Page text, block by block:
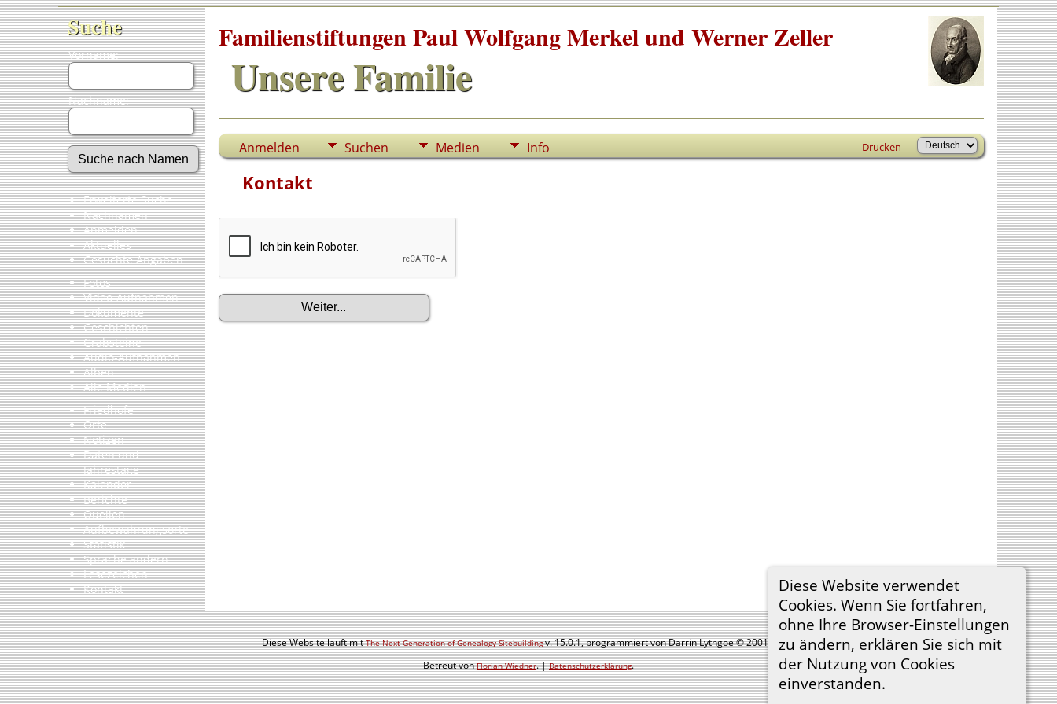
Suche
Vorname:
Nachname:
Erweiterte Suche
Nachnamen
Anmelden
Aktuelles
Gesuchte Angaben
Fotos
Video-Aufnahmen
Dokumente
Geschichten
Grabsteine
Audio-Aufnahmen
Alben
Alle Medien
Friedhöfe
Orte
Notizen
Daten und
Jahrestage
Kalender
Berichte
Quellen
Aufbewahrungsorte
Statistik
Sprache ändern
Lesezeichen
Kontakt
Familienstiftungen Paul Wolfgang Merkel und Werner Zeller
Unsere Familie
Anmelden Suchen Medien Info Drucken
Diese Website verwendet
Cookies. Wenn Sie fortfahren,
ohne Ihre Browser-Einstellungen
zu ändern, erklären Sie sich mit
der Nutzung von Cookies
einverstanden.
Kontakt
Diese Website läuft mitThe Next Generation of Genealogy Sitebuildingv. 15.0.1, programmiert von Darrin Lythgoe © 2001-2026.
Betreut vonFlorian Wiedner. |Datenschutzerklärung.